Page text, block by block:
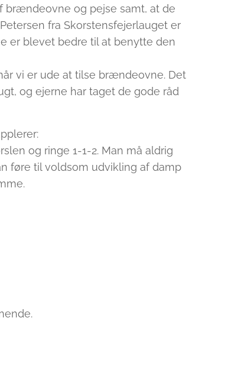
brændeovne og pejse samt, at de
fra Skorstensfejerlauget er
er blevet bedre til at benytte den
vi er ude at tilse brændeovne. Det
og ejerne har taget de gode råd
og ringe 1-1-2. Man må aldrig
føre til voldsom udvikling af damp